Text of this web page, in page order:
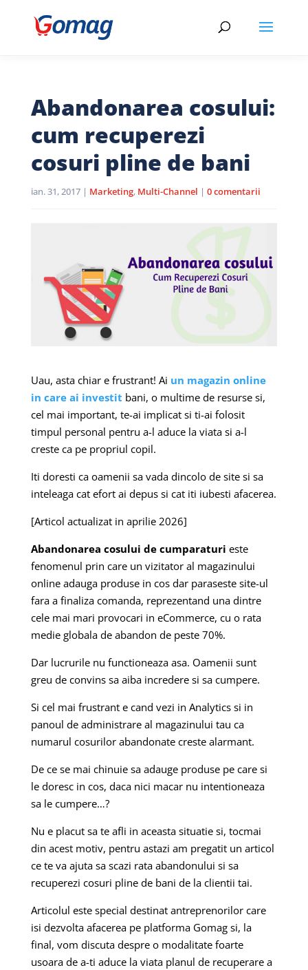
Abandonarea cosului:
cum recuperezi
cosuri pline de bani
ian. 31, 2017| Marketing, Multi-Channel | 0 comentarii
Uau, asta chiar e frustrant! Ai un magazin online
in care ai investit bani, o multime de resurse si,
cel mai important, te-ai implicat si ti-ai folosit
timpul personal pentru a-l aduce la viata si a-l
creste ca pe propriul copil.
Iti doresti ca oamenii sa vada dincolo de site si sa
inteleaga cat efort ai depus si cat iti iubesti afacerea.
[Articol actualizat in aprilie 2026]
Abandonarea cosului de cumparaturi este
fenomenul prin care un vizitator al magazinului
online adauga produse in cos dar paraseste site-ul
fara a finaliza comanda, reprezentand una dintre
cele mai mari provocari in eCommerce, cu o rata
medie globala de abandon de peste 70%.
Dar lucrurile nu functioneaza asa. Oamenii sunt
greu de convins sa aiba incredere si sa cumpere.
Si cel mai frustrant e cand vezi in Analytics si in
panoul de administrare al magazinului tau ca
numarul cosurilor abandonate creste alarmant.
De ce se mai chinuie sa adauge produse pe care si
le doresc in cos, daca nici macar nu intentioneaza
sa le cumpere…?
Nu e placut sa te afli in aceasta situatie si, tocmai
din acest motiv, pentru astazi am pregatit un articol
ce te va ajuta sa scazi rata abandonului si sa
recuperezi cosuri pline de bani de la clientii tai.
Articolul este special destinat antreprenorilor care
isi dezvolta afacerea pe platforma Gomag si, la
final, vom discuta despre o modalitate foarte
usoara de a-ti aduce la viata planul de recuperare a